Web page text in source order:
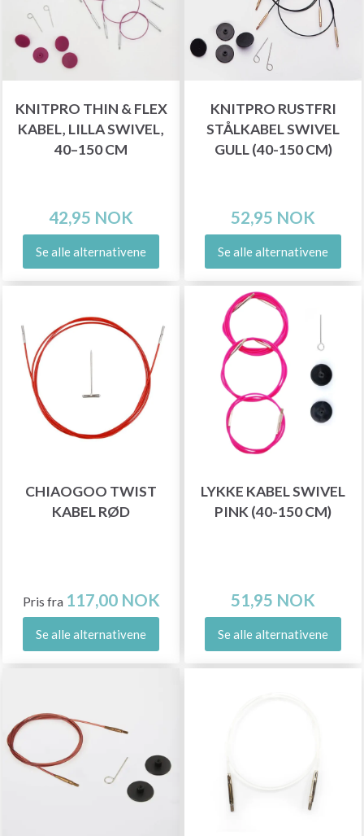
KNITPRO THIN & FLEX
KABEL, LILLA SWIVEL,
40–150 CM
42,95 NOK
Se alle alternativene
KNITPRO RUSTFRI
STÅLKABEL SWIVEL
GULL (40-150 CM)
52,95 NOK
Se alle alternativene
CHIAOGOO TWIST
KABEL RØD
Pris fra 117,00 NOK
Se alle alternativene
LYKKE KABEL SWIVEL
PINK (40-150 CM)
51,95 NOK
Se alle alternativene